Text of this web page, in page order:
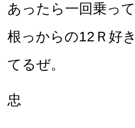
あったら一回乗っ
根っからの12Ｒ好
てるぜ。
忠